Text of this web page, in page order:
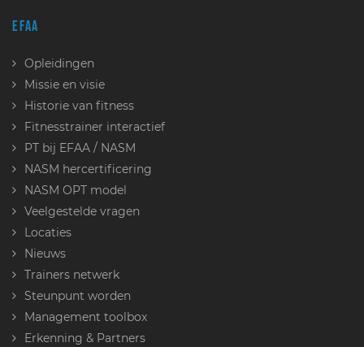
EFAA
Opleidingen
Missie en visie
Historie van fitness
Fitnesstrainer interactief
PT bij EFAA / NASM
NASM hercertificering
NASM OPT model
Veelgestelde vragen
Locaties
Nieuws
Trainers netwerk
Steunpunt worden
Management toolbox
Erkenning & Partners